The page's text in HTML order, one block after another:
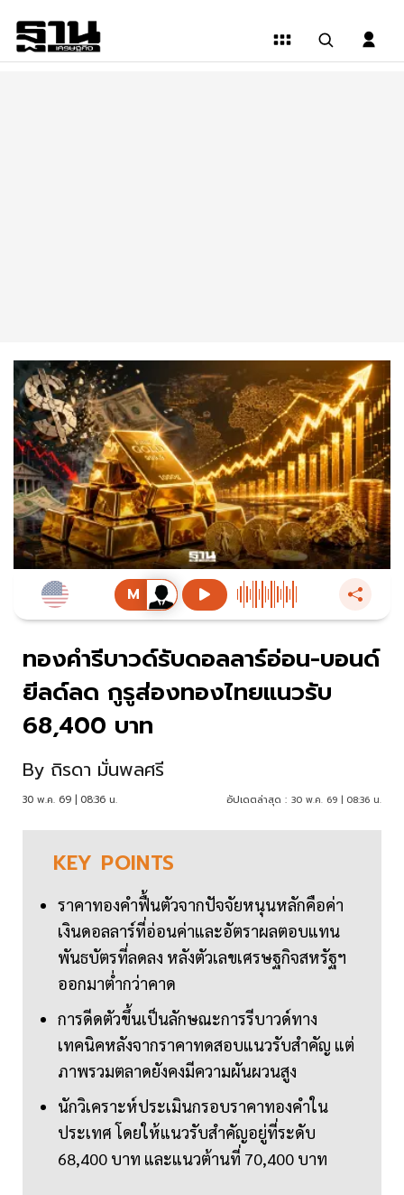
ทองคำรีบาวด์รับดอลลาร์อ่อน-บอนด์
ยีลด์ลด กูรูส่องทองไทยแนวรับ
68,400 บาท
By ถิรดา มั่นพลศรี
30 พ.ค. 69 | 08:36 น. อัปเดตล่าสุด : 30 พ.ค. 69 | 08:36 น.
KEY POINTS
ราคาทองคำฟื้นตัวจากปัจจัยหนุนหลักคือค่า
เงินดอลลาร์ที่อ่อนค่าและอัตราผลตอบแทน
พันธบัตรที่ลดลง หลังตัวเลขเศรษฐกิจสหรัฐฯ
ออกมาต่ำกว่าคาด
การดีดตัวขึ้นเป็นลักษณะการรีบาวด์ทาง
เทคนิคหลังจากราคาทดสอบแนวรับสำคัญ แต่
ภาพรวมตลาดยังคงมีความผันผวนสูง
นักวิเคราะห์ประเมินกรอบราคาทองคำใน
ประเทศ โดยให้แนวรับสำคัญอยู่ที่ระดับ
68,400 บาท และแนวต้านที่ 70,400 บาท